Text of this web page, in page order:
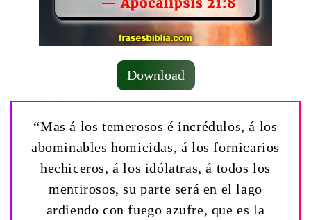
Download
“Mas á los temerosos é incrédulos, á los
abominables homicidas, á los fornicarios
hechiceros, á los idólatras, á todos los
mentirosos, su parte será en el lago
ardiendo con fuego azufre, que es la